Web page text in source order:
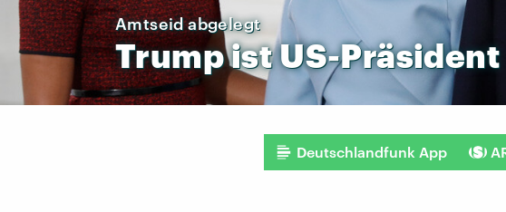
Amtseid abgelegt
TrumpistUS-Präsident
Deutschlandfunk App